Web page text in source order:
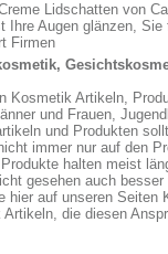
Lidschatten von
Ihre Augen glänzen, Sie
Firmen
Kosmetik Artikeln,
und Frauen,
und Produkten
immer nur auf den
halten meist
gesehen auch besser
hier auf unseren Seiten
die diesen